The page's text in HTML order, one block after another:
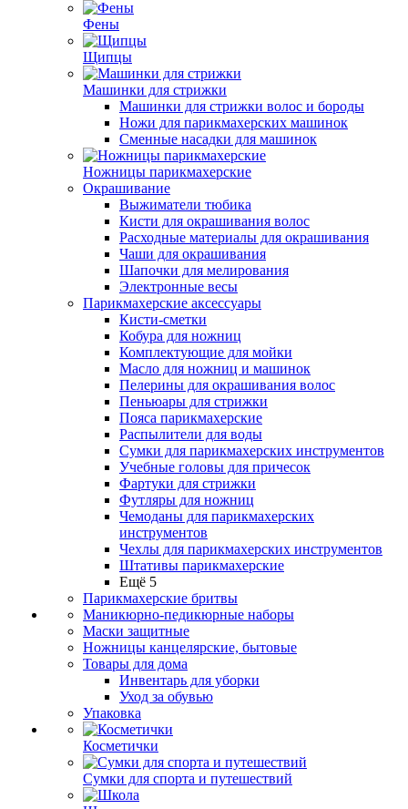
Фены
Щипцы
Машинки для стрижки
Машинки для стрижки волос и бороды
Ножи для парикмахерских машинок
Сменные насадки для машинок
Ножницы парикмахерские
Окрашивание
Выжиматели тюбика
Кисти для окрашивания волос
Расходные материалы для окрашивания
Чаши для окрашивания
Шапочки для мелирования
Электронные весы
Парикмахерские аксессуары
Кисти-сметки
Кобура для ножниц
Комплектующие для мойки
Масло для ножниц и машинок
Пелерины для окрашивания волос
Пеньюары для стрижки
Пояса парикмахерские
Распылители для воды
Сумки для парикмахерских инструментов
Учебные головы для причесок
Фартуки для стрижки
Футляры для ножниц
Чемоданы для парикмахерских
инструментов
Чехлы для парикмахерских инструментов
Штативы парикмахерские
Ещё 5
Парикмахерские бритвы
Маникюрно-педикюрные наборы
Маски защитные
Ножницы канцелярские, бытовые
Товары для дома
Инвентарь для уборки
Уход за обувью
Упаковка
Косметички
Сумки для спорта и путешествий